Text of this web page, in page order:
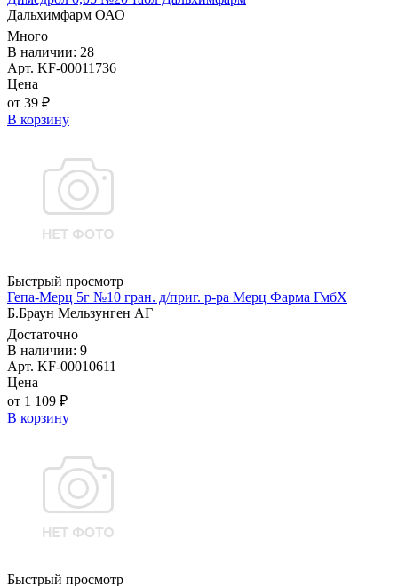
Дальхимфарм ОАО
Много
В наличии: 28
Арт. KF-00011736
Цена
от 39 ₽
В корзину
Быстрый просмотр
Гепа-Мерц 5г №10 гран. д/приг. р-ра Мерц Фарма ГмбХ
Б.Браун Мельзунген АГ
Достаточно
В наличии: 9
Арт. KF-00010611
Цена
от 1 109 ₽
В корзину
Быстрый просмотр